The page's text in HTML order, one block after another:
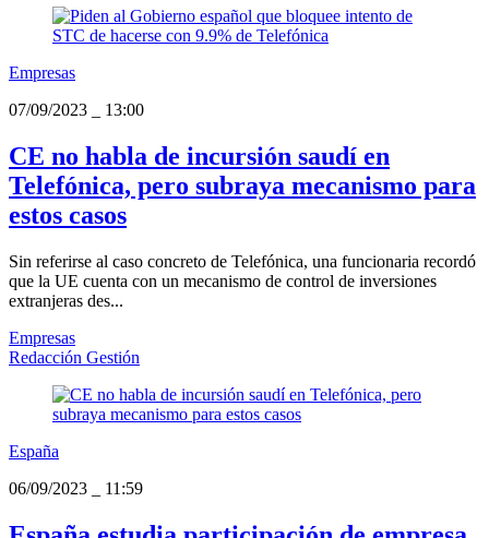
Empresas
07/09/2023
13:00
CE no habla de incursión saudí en
Telefónica, pero subraya mecanismo para
estos casos
Sin referirse al caso concreto de Telefónica, una funcionaria recordó
que la UE cuenta con un mecanismo de control de inversiones
extranjeras des...
Empresas
Redacción Gestión
España
06/09/2023
11:59